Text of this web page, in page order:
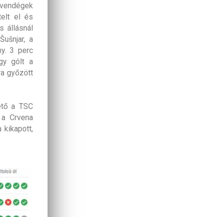
el és
állásnál
a
3 perc
gólt a
győzött
a TSC
Crvena
kikapott,